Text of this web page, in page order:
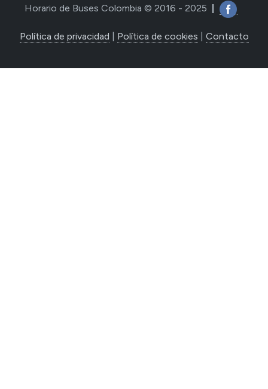
Horario de Buses Colombia © 2016 - 2025
Política de privacidad Política de cookies Contacto